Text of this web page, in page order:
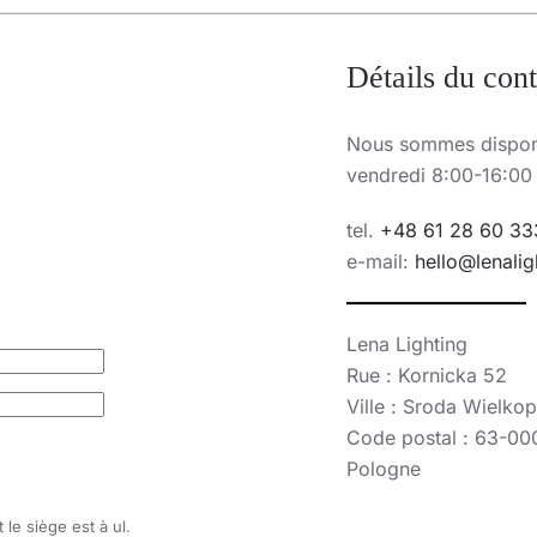
Détails du
Nous sommes
vendredi 8:00-16:00
tel. +48 61 28 60
e-mail:
Lena Lighting
Rue : Kornicka 52
Ville : Sroda
Code postal : 63-
Pologne
le siège est à ul.